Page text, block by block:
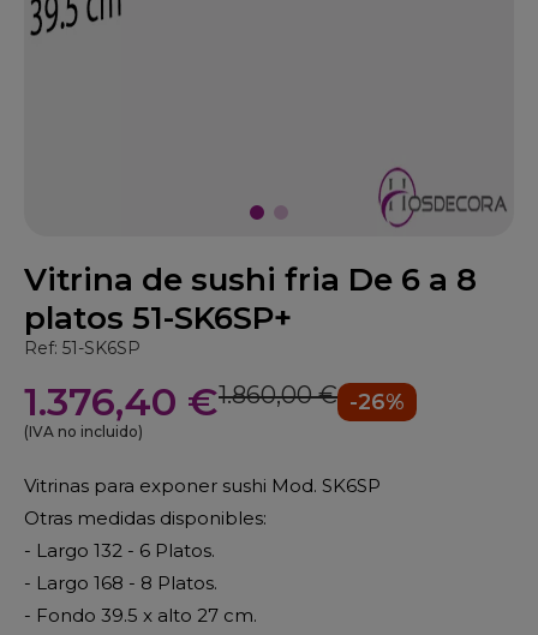
Vitrina de sushi fria De 6 a 8
platos 51-SK6SP+
Ref: 51-SK6SP
1.376,40 €1.860,00 € -26%
(IVA no incluido)
Vitrinas para exponer sushi Mod. SK6SP
Otras medidas disponibles:
- Largo 132 - 6 Platos.
- Largo 168 - 8 Platos.
- Fondo 39.5 x alto 27 cm.